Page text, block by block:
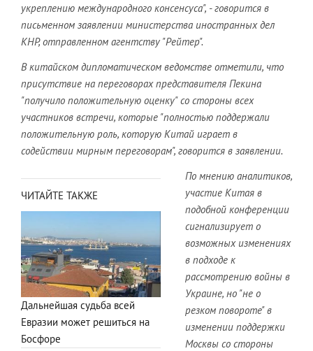
укреплению международного консенсуса", - говорится в
письменном заявлении министерства иностранных дел
КНР, отправленном агентству "Рейтер".
В китайском дипломатическом ведомстве отметили, что
присутствие на переговорах представителя Пекина
"получило положительную оценку" со стороны всех
участников встречи, которые "полностью поддержали
положительную роль, которую Китай играет в
содействии мирным переговорам", говорится в заявлении.
ЧИТАЙТЕ ТАКЖЕ
Дальнейшая судьба всей
Евразии может решиться на
Босфоре
По мнению аналитиков,
участие Китая в
подобной конференции
сигнализирует о
возможных изменениях
в подходе к
рассмотрению войны в
Украине, но "не о
резком повороте" в
изменении поддержки
Москвы со стороны